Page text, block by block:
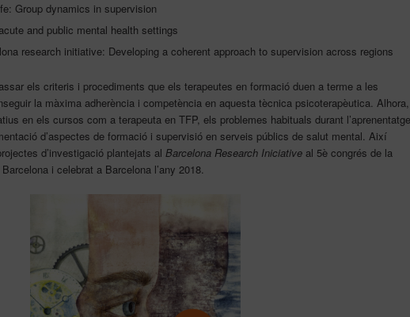
Group dynamics in supervision
and public mental health settings
research initiative: Developing a coherent approach to supervision across regions
els criteris i procediments que els terapeutes en formació duen a terme a les
la màxima adherència i competència en aquesta tècnica psicoterapèutica. Alhora,
en els cursos com a terapeuta en TFP, els problemes habituals durant l’aprenentatge
d’aspectes de formació i supervisió en serveis públics de salut mental. Així
d’investigació plantejats al Barcelona Research Iniciative al 5è congrés de la
i celebrat a Barcelona l’any 2018.